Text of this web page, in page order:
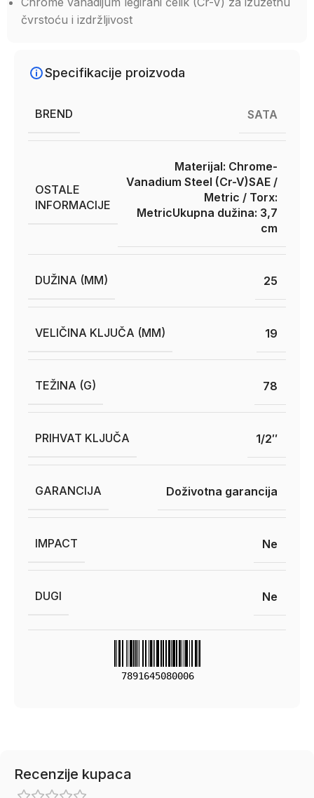
čvrstoću i izdržljivost
Specifikacije proizvoda
BREND SATA
OSTALE
INFORMACIJE
Materijal: Chrome-
Vanadium Steel (Cr-V)SAE /
Metric / Torx:
MetricUkupna dužina: 3,7
cm
DUŽINA (MM) 25
VELIČINA KLJUČA (MM) 19
TEŽINA (G) 78
PRIHVAT KLJUČA 1/2″
GARANCIJA Doživotna garancija
IMPACT Ne
DUGI Ne
7891645080006
Recenzije kupaca